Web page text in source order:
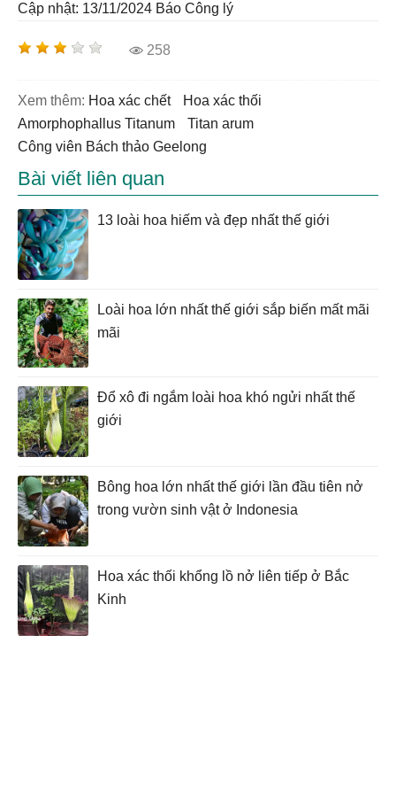
Cập nhật: 13/11/2024 Báo Công lý
258
Xem thêm: hoa xác chết
hoa xác thối
Amorphophallus Titanum
titan arum
Công viên Bách thảo Geelong
Bài viết liên quan
13 loài hoa hiếm và đẹp nhất thế giới
Loài hoa lớn nhất thế giới sắp biến mất mãi
mãi
Đổ xô đi ngắm loài hoa khó ngửi nhất thế
giới
Bông hoa lớn nhất thế giới lần đầu tiên nở
trong vườn sinh vật ở Indonesia
Hoa xác thối khổng lồ nở liên tiếp ở Bắc
Kinh